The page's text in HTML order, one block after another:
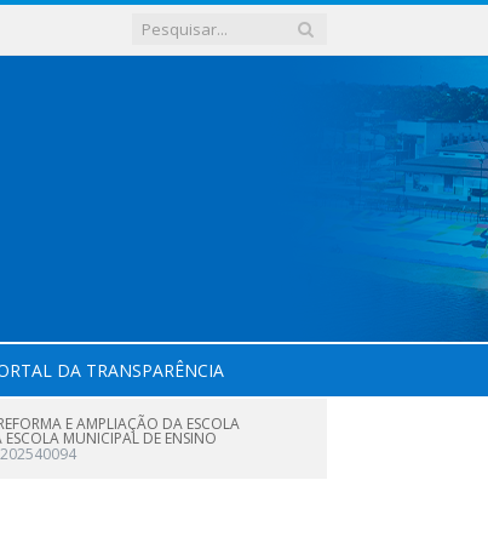
DA TRANSPARÊNCIA
E AMPLIAÇÃO DA ESCOLA
MUNICIPAL DE ENSINO